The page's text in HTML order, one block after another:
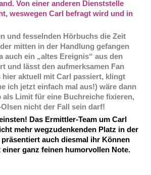
Von einer anderen Dienststelle
weswegen Carl befragt wird und in
und fesselnden Hörbuchs die Zeit
mitten in der Handlung gefangen
ein „altes Ereignis“ aus den
und lässt den aufmerksamen Fan
aktuell mit Carl passiert, klingt
ich jetzt einfach mal aus!) wäre dann
als Limit für eine Buchreiche fixieren,
nicht der Fall sein darf!
Das Ermittler-Team um Carl
mehr wegzudenkenden Platz in der
auch diesmal ihr Können
ganz feinen humorvollen Note.